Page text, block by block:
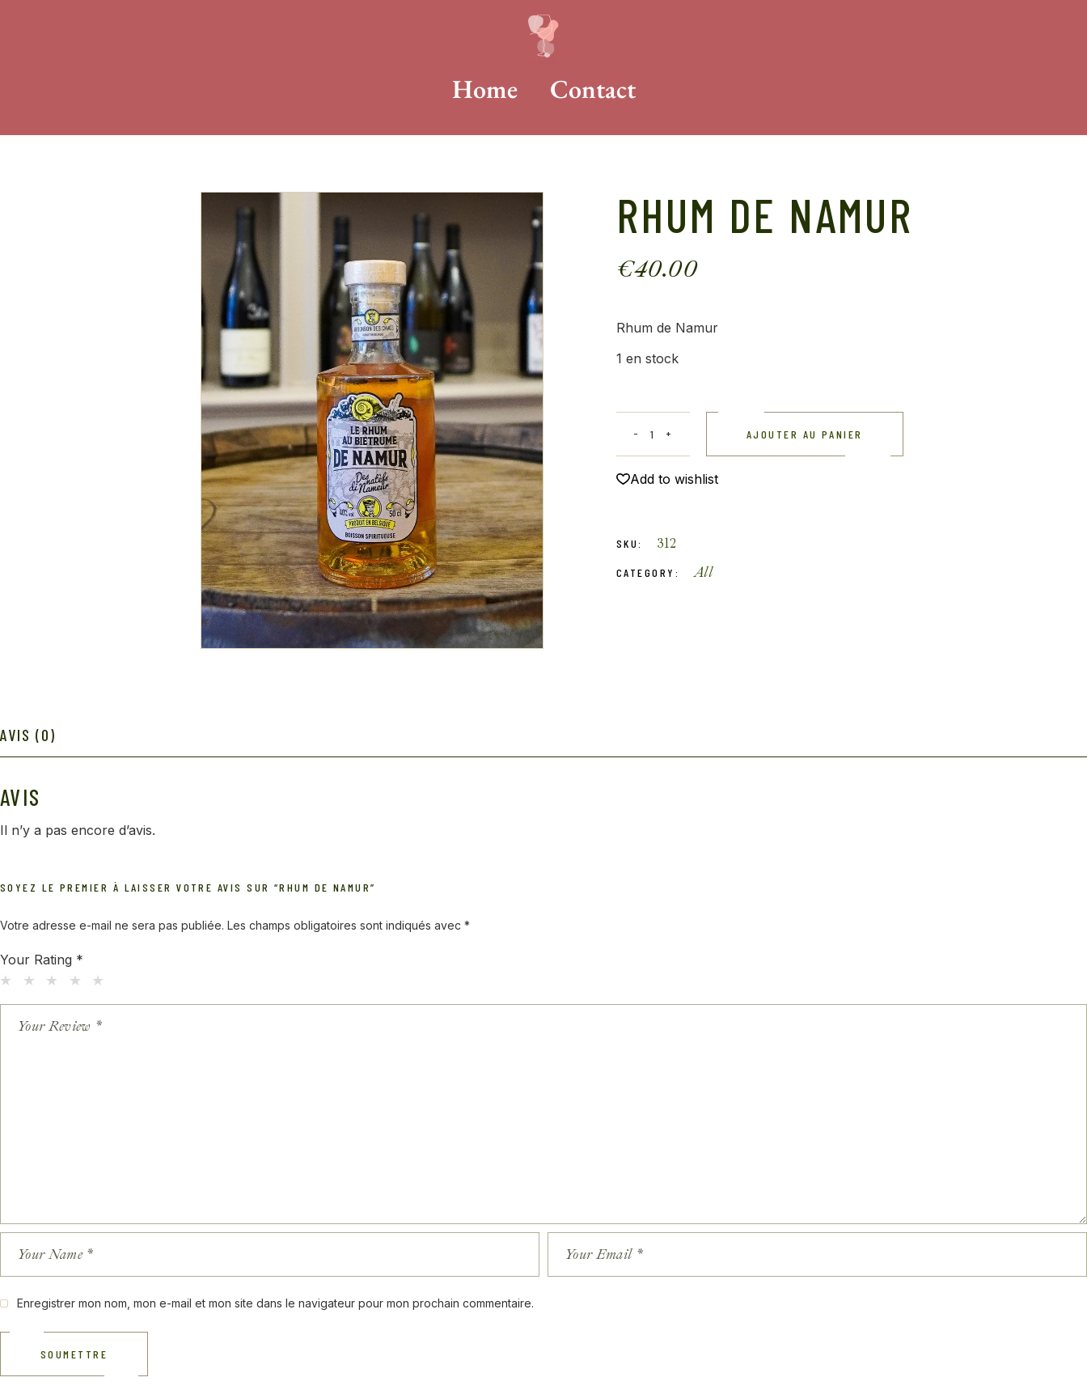
Home Contact
RHUM DE NAMUR
€40.00
Rhum de Namur
1 en stock
AJOUTER AU PANIER
Add to wishlist
SKU: 312
CATEGORY: All
AVIS (0)
AVIS
Il n’y a pas encore d’avis.
SOYEZ LE PREMIER À LAISSER VOTRE AVIS SUR “RHUM DE NAMUR”
Votre adresse e-mail ne sera pas publiée. Les champs obligatoires sont indiqués avec *
Your Rating *
Enregistrer mon nom, mon e-mail et mon site dans le navigateur pour mon prochain commentaire.
SOUMETTRE